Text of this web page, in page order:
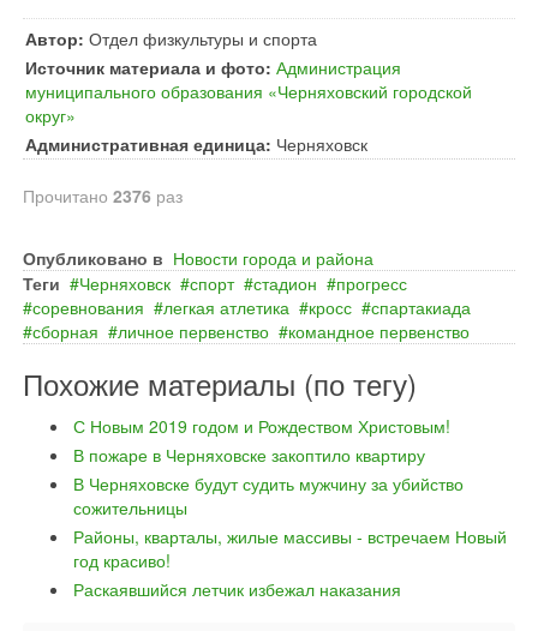
Автор: Отдел физкультуры и спорта
Источник материала и фото: Администрация
муниципального образования «Черняховский городской
округ»
Административная единица: Черняховск
Прочитано 2376 раз
Опубликовано в Новости города и района
Теги
Черняховск спорт стадион
прогресс
соревнования
легкая атлетика кросс
спартакиада
сборная
личное первенство командное первенство
Похожие материалы (по тегу)
С Новым 2019 годом и Рождеством Христовым!
В пожаре в Черняховске закоптило квартиру
В Черняховске будут судить мужчину за убийство
сожительницы
Районы, кварталы, жилые массивы - встречаем Новый
год красиво!
Раскаявшийся летчик избежал наказания